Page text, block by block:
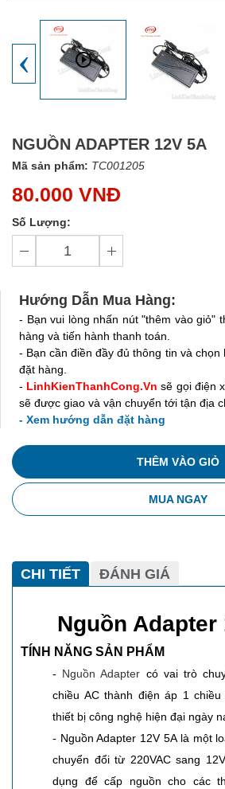
‹
NGUỒN ADAPTER 12V 5A
Mã sản phẩm: TC001205
80.000 VNĐ
Số Lượng:
Hướng Dẫn Mua Hàng:
- Bạn vui lòng nhấn nút "thêm vào giỏ"
hàng và tiến hành thanh toán.
- Bạn cần điền đầy đủ thông tin và
đặt hàng.
- LinhKienThanhCong.Vn sẽ gọi điện
sẽ được giao và vận chuyển tới tận địa
- Xem hướng dẫn đặt hàng
THÊM VÀO GIỎ
MUA NGAY
CHI TIẾT ĐÁNH GIÁ
Nguồn Adapter
TÍNH NĂNG SẢN PHẨM
- Nguồn Adapter có vai trò
chiều AC thành điện áp 1
thiết bị công nghệ hiện đại ngày
- Nguồn Adapter 12V 5A là một
chuyển đổi từ 220VAC sang
dụng để cấp nguồn cho các